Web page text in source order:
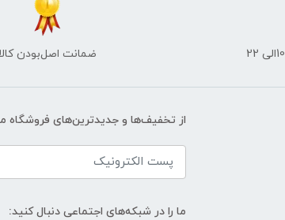
ضمانت اصل‌بودن کالا
از تخفیف‌ها و جدیدترین‌های فروشگاه
ما را در شبکه‌های اجتماعی دنبال کنید: